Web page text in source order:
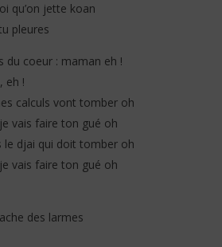
qu’on jette koan
pleures
du coeur : maman eh !
eh !
calculs vont tomber oh
vais faire ton gué oh
le djai qui doit tomber oh
vais faire ton gué oh
des larmes